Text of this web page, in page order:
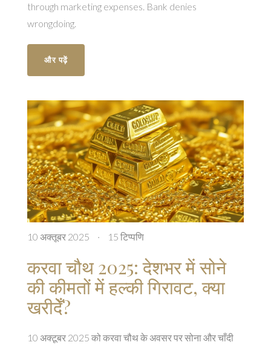
through marketing expenses. Bank denies
wrongdoing.
और पढ़ें
10 अक्तूबर 2025 · 15 टिप्पणि
करवा चौथ 2025: देशभर में सोने
की कीमतों में हल्की गिरावट, क्या
खरीदेँ?
10 अक्टूबर 2025 को करवा चौथ के अवसर पर सोना और चाँदी